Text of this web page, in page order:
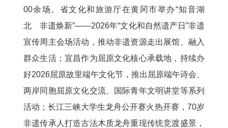
00余场。省文化和旅游厅在黄冈市举办“知音湖
北 非遗焕新”——2026年“文化和自然遗产日”非遗
宣传周主会场活动，推动非遗资源走出展馆、融入
群众生活；宜昌作为屈原文化核心承载地，持续办
好2026屈原故里端午文化节，推出屈原端午诗会、
两岸同胞屈原文化交流、国际青年文明讲堂等系列
活动；长江三峡大学生龙舟公开赛火热开赛，70岁
非遗传承人打造古法木质龙舟重现传统竞渡盛景，